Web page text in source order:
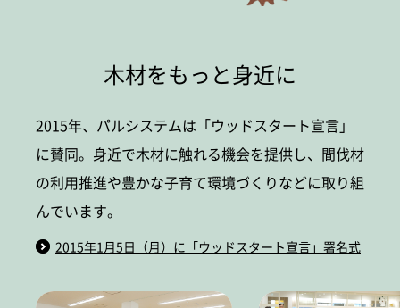
木材をもっと身近に
2015年、パルシステムは「ウッドスタート宣言」
に賛同。身近で木材に触れる機会を提供し、間伐材
の利用推進や豊かな子育て環境づくりなどに取り組
んでいます。
2015年1月5日（月）に「ウッドスタート宣言」署名式